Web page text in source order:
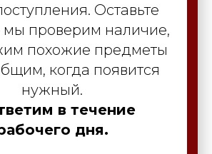
Оставьте
мы проверим наличие,
похожие предметы
когда появится
нужный.
в течение
дня.